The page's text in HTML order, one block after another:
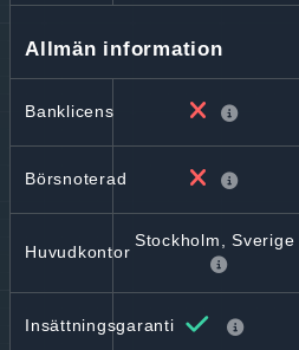
Allmän information
Banklicens
Börsnoterad
Huvudkontor
Stockholm, Sverige
Insättningsgaranti